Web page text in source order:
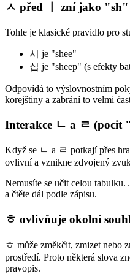
ㅅ před ㅣ zní jako "sh"
Tohle je klasické pravidlo pro
시 je "shee"
십 je "sheep" (s efekty
Odpovídá to výslovnostním
korejštiny a zabrání to velmi
Interakce ㄴ a ㄹ (pocit
Když se ㄴ a ㄹ potkají přes
ovlivní a vznikne zdvojený
Nemusíte se učit celou tabulku.
a čtěte dál podle zápisu.
ㅎ ovlivňuje okolní
ㅎ může změkčit, zmizet nebo
prostředí. Proto některá slova
pravopis.